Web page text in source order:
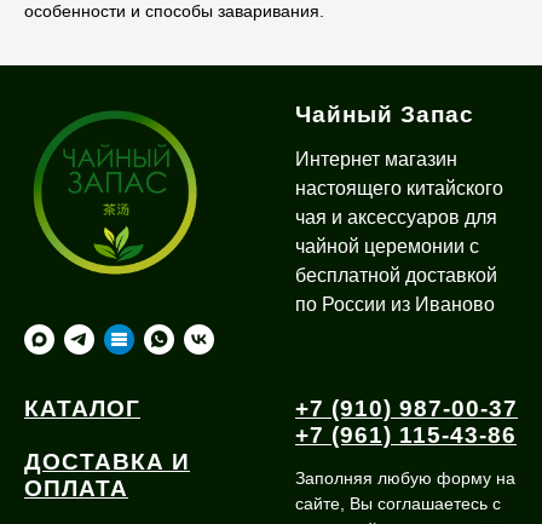
особенности и способы заваривания.
Чайный Запас
Интернет магазин
настоящего китайского
чая и аксессуаров для
чайной церемонии с
бесплатной доставкой
по России из Иваново
КАТАЛОГ
ДОСТАВКА И
ОПЛАТА
+7 (910) 987-00-37
+7 (961) 115-43-86
Заполняя любую форму на
сайте, Вы соглашаетесь с